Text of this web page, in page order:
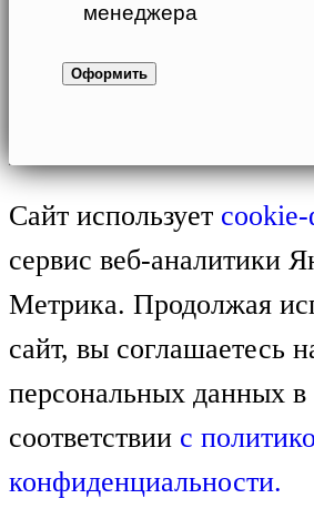
менеджера
Сайт использует
сервис веб-аналитики
Метрика. Продолжая
сайт, вы соглашаетесь
персональных данных в
соответствии с
конфиденциальности.